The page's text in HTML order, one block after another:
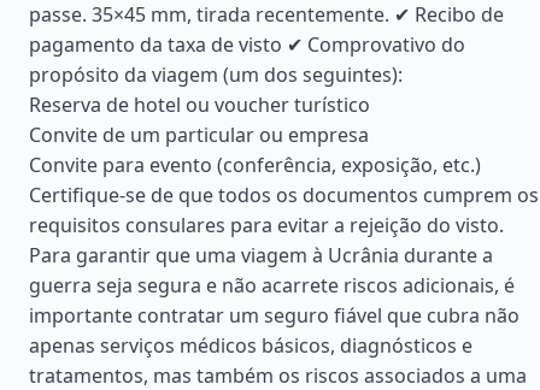
passe. 35×45 mm, tirada recentemente. ✔ Recibo de
pagamento da taxa de visto ✔ Comprovativo do
propósito da viagem (um dos seguintes):
Reserva de hotel ou voucher turístico
Convite de um particular ou empresa
Convite para evento (conferência, exposição, etc.)
Certifique-se de que todos os documentos cumprem os
requisitos consulares para evitar a rejeição do visto.
Para garantir que uma viagem à Ucrânia durante a
guerra seja segura e não acarrete riscos adicionais, é
importante contratar um seguro fiável que cubra não
apenas serviços médicos básicos, diagnósticos e
tratamentos, mas também os riscos associados a uma